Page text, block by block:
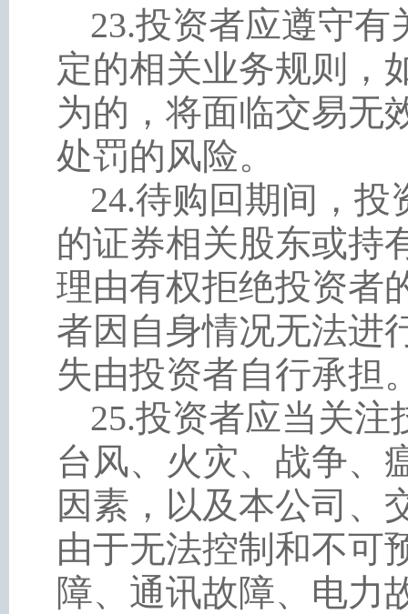
23.投资者应遵守有
定的相关业务规则，
为的，将面临交易无
处罚的风险。
24.待购回期间，投
的证券相关股东或持
理由有权拒绝投资者
者因自身情况无法进
失由投资者自行承担
25.投资者应当关注
台风、火灾、战争、
因素，以及本公司、
由于无法控制和不可
障、通讯故障、电力